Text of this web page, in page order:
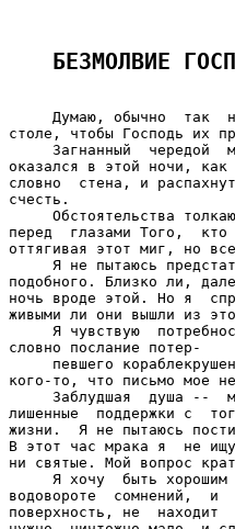
БЕЗМОЛВИЕ